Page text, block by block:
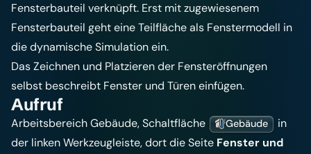
Fensterbauteil verknüpft. Erst mit zugewiesenem
Fensterbauteil geht eine Teilfläche als Fenstermodell in
die dynamische Simulation ein.
Das Zeichnen und Platzieren der Fensteröffnungen
selbst beschreibt Fenster und Türen einfügen.
Aufruf
Arbeitsbereich Gebäude, Schaltfläche Gebäude
in
der linken Werkzeugleiste, dort die Seite Fenster und